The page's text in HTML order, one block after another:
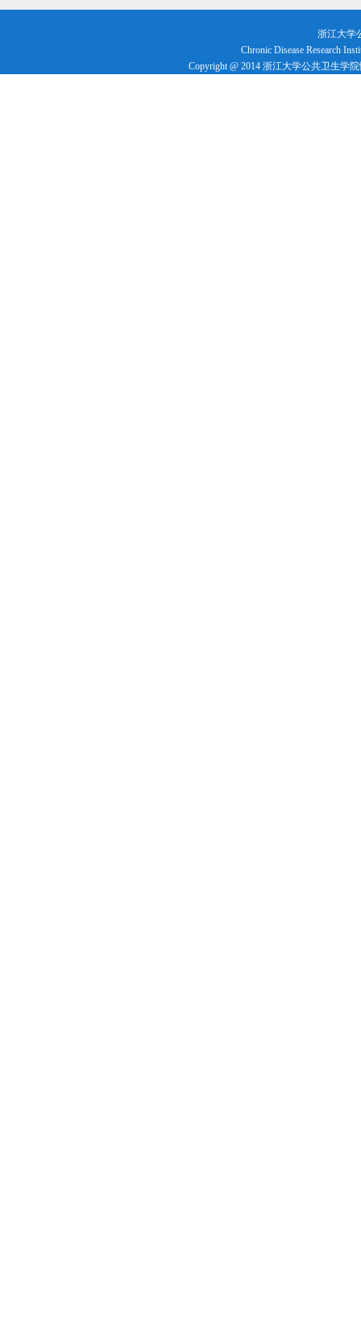
联系方
E-mail
浙江大学
Chronic Disease Research
Copyright @ 2014 浙江大学公共卫生学